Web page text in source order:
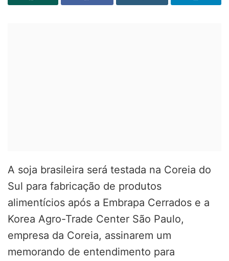
A soja brasileira será testada na Coreia do
Sul para fabricação de produtos
alimentícios após a Embrapa Cerrados e a
Korea Agro-Trade Center São Paulo,
empresa da Coreia, assinarem um
memorando de entendimento para